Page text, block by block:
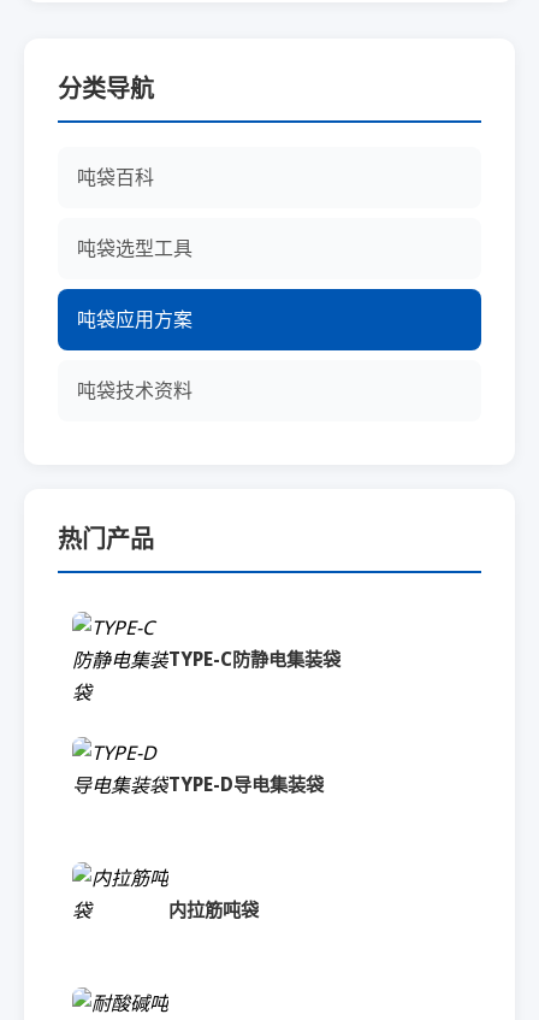
分类导航
吨袋百科
吨袋选型工具
吨袋应用方案
吨袋技术资料
热门产品
TYPE-C防静电集装袋
TYPE-D导电集装袋
内拉筋吨袋